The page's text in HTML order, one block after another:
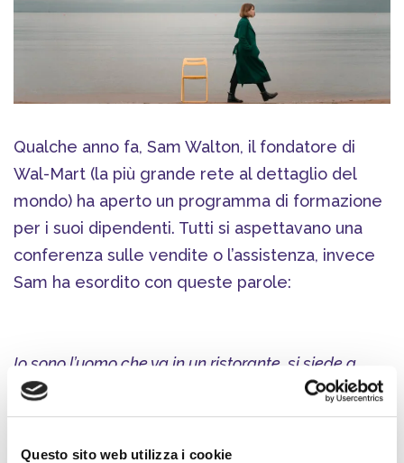
Questo sito web utilizza i cookie
Qualche anno fa, Sam Walton, il fondatore di
Wal-Mart (la più grande rete al dettaglio del
mondo) ha aperto un programma di formazione
per i suoi dipendenti. Tutti si aspettavano una
conferenza sulle vendite o l’assistenza, invece
Sam ha esordito con queste parole:
Io sono l’uomo che va in un ristorante, si siede a
tavola e aspetta pazientemente, mentre il
cameriere fa tutto, tranne annotare la mia richiesta.